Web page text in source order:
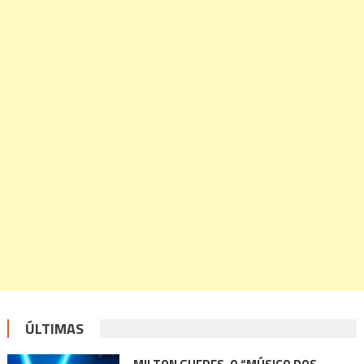
ÚLTIMAS